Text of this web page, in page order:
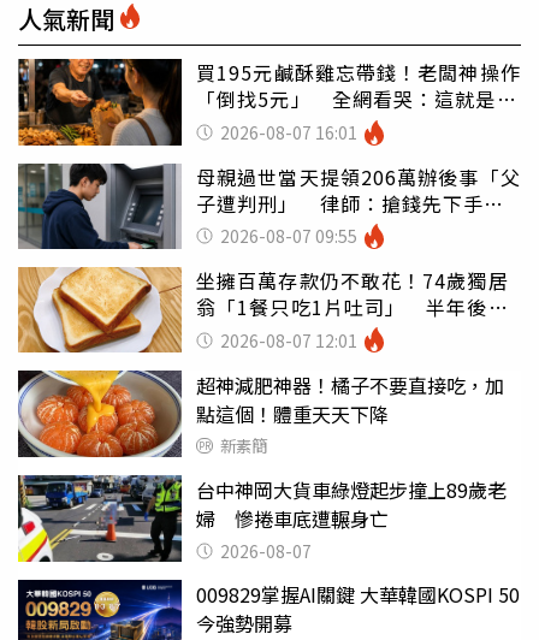
人氣新聞
買195元鹹酥雞忘帶錢！老闆神操作
「倒找5元」 全網看哭：這就是台
灣 2026-08-07 16:01
母親過世當天提領206萬辦後事「父
子遭判刑」 律師：搶錢先下手是
罪 2026-08-07 09:55
坐擁百萬存款仍不敢花！74歲獨居
翁「1餐只吃1片吐司」 半年後暴
瘦嚇壞女兒
2026-08-07 12:01
超神減肥神器！橘子不要直接吃，加
點這個！體重天天下降
新素簡
台中神岡大貨車綠燈起步撞上89歲老
婦 慘捲車底遭輾身亡
2026-08-07
009829掌握AI關鍵 大華韓國KOSPI 50
今強勢開募